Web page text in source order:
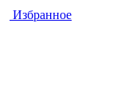
Избранное